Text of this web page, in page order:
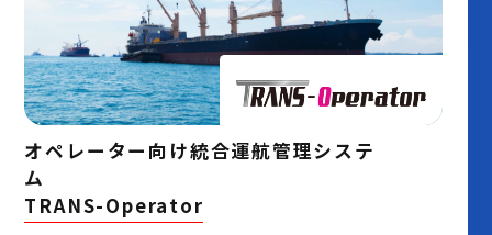
オペレーター向け統合運航管理システ
ム
TRANS-Operator